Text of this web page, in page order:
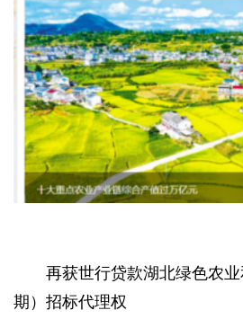
再获世行贷款湖北绿色农
期）招标代理权